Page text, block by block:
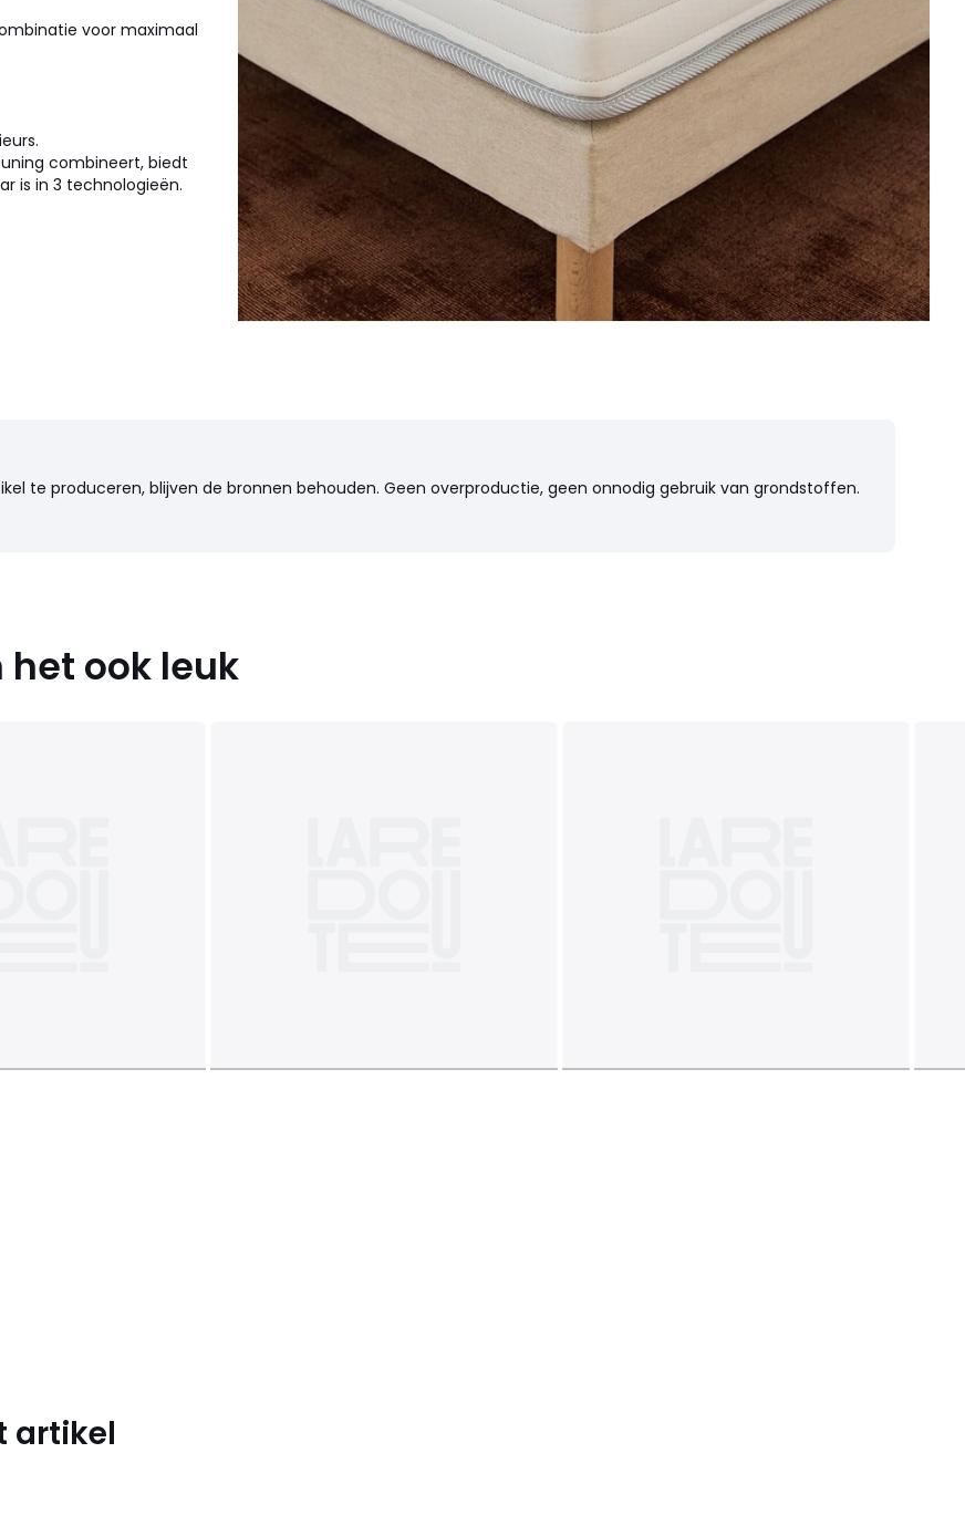
voor maximaal
combineert, biedt
is in 3 technologieën.
190 cm, 140 x 190 cm,
te produceren, blijven de bronnen behouden. Geen overproductie, geen onnodig gebruik van grondstoffen.
het ook leuk
artikel